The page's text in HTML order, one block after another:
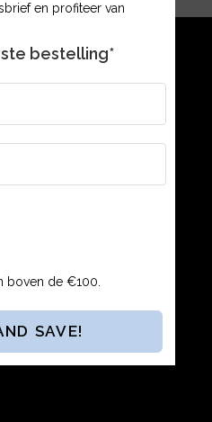
The Netherlands
en profiteer van
bestelling*
boven de €100.